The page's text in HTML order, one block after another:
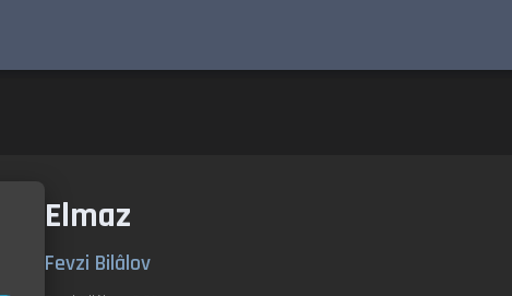
Elmaz
Fevzi Bilâlov